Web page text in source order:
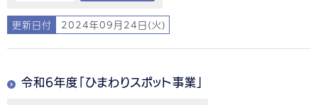
更新日付 2024年09月24日(火)
令和6年度「ひまわりスポット事業」